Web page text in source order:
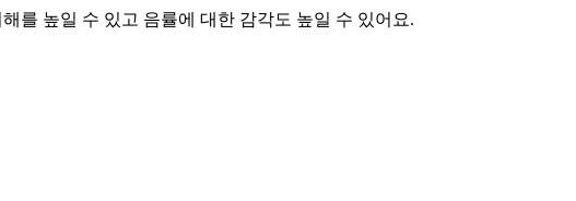
를 높일 수 있고 음률에 대한 감각도 높일 수 있어요.